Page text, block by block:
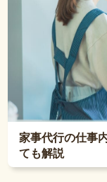
家事代行の仕事
ても解説